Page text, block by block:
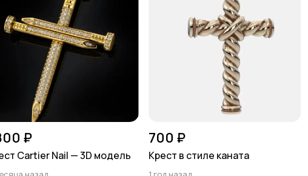
₽
Cartier Nail — 3D модель
700 ₽
Крест в стиле каната